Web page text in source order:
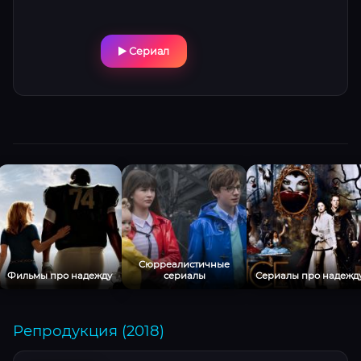
Сериал
Фильмы про надежду
Сюрреалистичные
сериалы
Сериалы про
Репродукция (2018)